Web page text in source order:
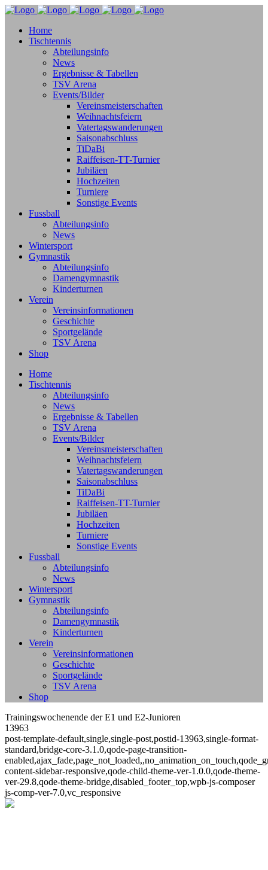
Home
Tischtennis
Abteilungsinfo
News
Ergebnisse & Tabellen
TSV Arena
Events/Bilder
Vereinsmeisterschaften
Weihnachtsfeiern
Vatertagswanderungen
Saisonabschluss
TiDaBi
Raiffeisen-TT-Turnier
Jubiläen
Hochzeiten
Turniere
Sonstige Events
Fussball
Abteilungsinfo
News
Wintersport
Gymnastik
Abteilungsinfo
Damengymnastik
Kinderturnen
Verein
Vereinsinformationen
Geschichte
Sportgelände
TSV Arena
Shop
Home
Tischtennis
Abteilungsinfo
News
Ergebnisse & Tabellen
TSV Arena
Events/Bilder
Vereinsmeisterschaften
Weihnachtsfeiern
Vatertagswanderungen
Saisonabschluss
TiDaBi
Raiffeisen-TT-Turnier
Jubiläen
Hochzeiten
Turniere
Sonstige Events
Fussball
Abteilungsinfo
News
Wintersport
Gymnastik
Abteilungsinfo
Damengymnastik
Kinderturnen
Verein
Vereinsinformationen
Geschichte
Sportgelände
TSV Arena
Shop
Trainingswochenende der E1 und E2-Junioren
13963
post-template-default,single,single-post,postid-13963,single-format-
standard,bridge-core-3.1.0,qode-page-transition-
content-sidebar-responsive,qode-child-theme-ver-1.0.0,qode-theme-
ver-29.8,qode-theme-bridge,disabled_footer_top,wpb-js-composer
js-comp-ver-7.0,vc_responsive